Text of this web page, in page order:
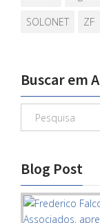
SOLONET
ZF
Buscar em
Blog Post